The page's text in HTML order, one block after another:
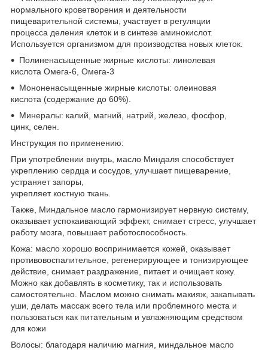
нормального кроветворения и деятельности
пищеварительной системы, участвует в регуляции
процесса деления клеток и в синтезе аминокислот.
Используется организмом для производства новых клеток.
Полиненасыщенные жирные кислоты: линолевая
кислота Омега-6, Омега-3
Мононенасыщенные жирные кислоты: олеиновая
кислота (содержание до 60%).
Минералы: калий, магний, натрий, железо, фосфор,
цинк, селен.
Инструкция по применению:
При употреблении внутрь, масло Миндаля способствует
укреплению сердца и сосудов, улучшает пищеварение,
устраняет запоры,
укрепляет костную ткань.
Также, Миндальное масло гармонизирует нервную систему,
оказывает успокаивающий эффект, снимает стресс, улучшает
работу мозга, повышает работоспособность.
Кожа: масло хорошо воспринимается кожей, оказывает
противовоспалительное, регенерирующее и тонизирующее
действие, снимает раздражение, питает и очищает кожу.
Можно как добавлять в косметику, так и использовать
самостоятельно. Маслом можно снимать макияж, закапывать
уши, делать массаж всего тела или проблемного места и
пользоваться как питательным и увлажняющим средством
для кожи
Волосы: благодаря наличию магния, миндальное масло